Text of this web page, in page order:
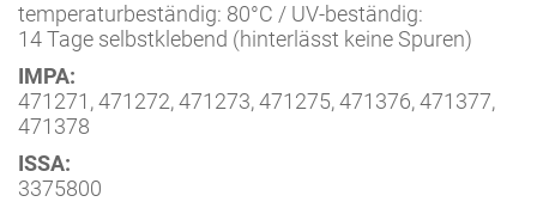
temperaturbeständig: 80°C / UV-beständig:
14 Tage selbstklebend (hinterlässt keine Spuren)
IMPA:
471271, 471272, 471273, 471275, 471376, 471377,
471378
ISSA:
3375800